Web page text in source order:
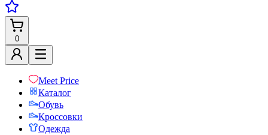
0
Meet Price
Каталог
Обувь
Кроссовки
Одежда